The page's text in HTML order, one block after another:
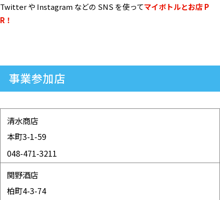
Twitter や Instagram などの SNS を使ってマイボトルとお店 P
R！
事業参加店
清水商店
本町3-1-59
048-471-3211
関野酒店
柏町4-3-74